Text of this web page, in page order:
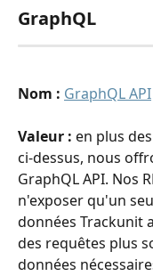
GraphQL
Nom : GraphQL API
​Valeur : en plus
ci-dessus, nous
GraphQL API. Nos
n'exposer qu'un
données Trackunit
des requêtes plus
données